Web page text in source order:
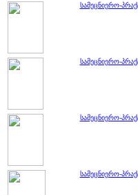
სამეცნიერო-
სამეცნიერო-
სამეცნიერო-
სამეცნიერო-